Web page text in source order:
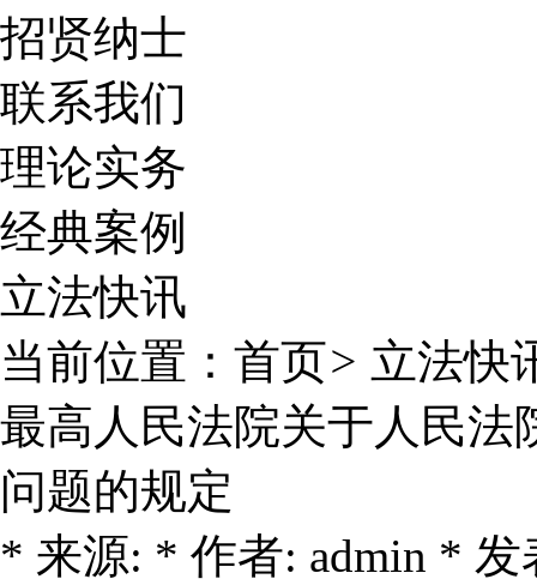
招贤纳士
联系我们
理论实务
经典案例
立法快讯
当前位置： 首页> 立法快
最高人民法院关于人民法
问题的规定
* 来源: * 作者: admin * 发